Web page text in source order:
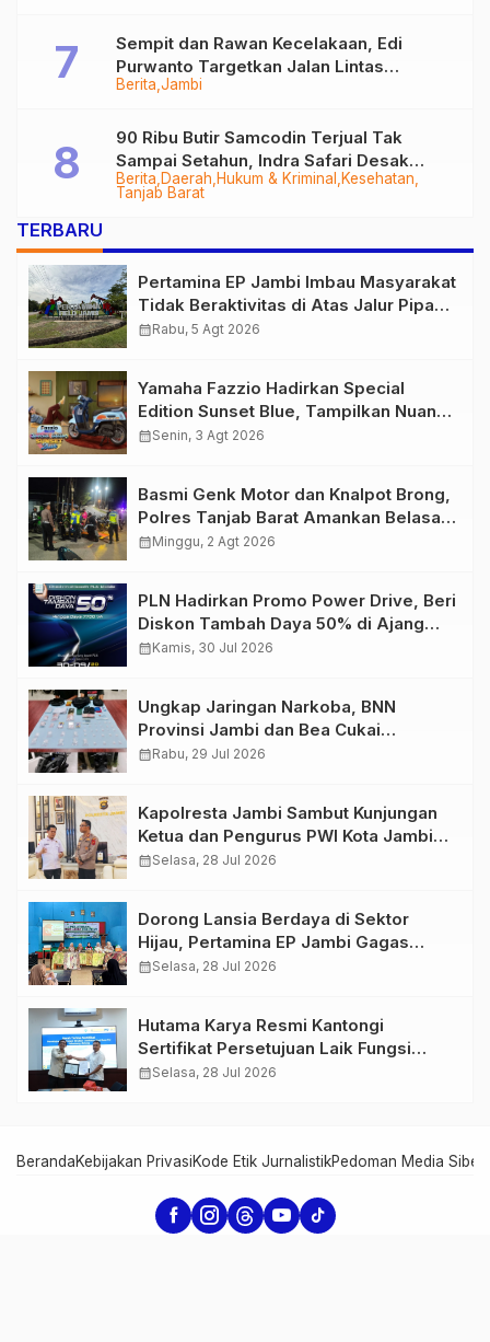
Berita Jambi
Sempit dan Rawan Kecelakaan, Edi
Purwanto Targetkan Jalan Lintas
Tungkal-Jambi Mulus di 2028
Berita Daerah Hukum & Kriminal
Kesehatan
Tanjab Barat
90 Ribu Butir Samcodin Terjual Tak
Sampai Setahun, Indra Safari Desak
Audit Menyeluruh
TERBARU
Pertamina EP Jambi Imbau Masyarakat
Tidak Beraktivitas di Atas Jalur Pipa
Migas Demi Keselamatan Bersama
calendar_monthRabu, 5 Agt 2026
Yamaha Fazzio Hadirkan Special
Edition Sunset Blue, Tampilkan Nuansa
Retro Summer yang Semakin Skena
calendar_monthSenin, 3 Agt 2026
Basmi Genk Motor dan Knalpot Brong,
Polres Tanjab Barat Amankan Belasan
Kendaraan
calendar_monthMinggu, 2 Agt 2026
PLN Hadirkan Promo Power Drive, Beri
Diskon Tambah Daya 50% di Ajang
GIIAS 2026
calendar_monthKamis, 30 Jul 2026
Ungkap Jaringan Narkoba, BNN
Provinsi Jambi dan Bea Cukai
Amankan Sembilan Pelaku beserta
calendar_monthRabu, 29 Jul 2026
Kapolresta Jambi Sambut Kunjungan
Ketua dan Pengurus PWI Kota Jambi
Perkuat Sinergi dan Kolaborasi
calendar_monthSelasa, 28 Jul 2026
Dorong Lansia Berdaya di Sektor
Hijau, Pertamina EP Jambi Gagas
Lansiapreneur Batik Eco-Print
calendar_monthSelasa, 28 Jul 2026
Hutama Karya Resmi Kantongi
Sertifikat Persetujuan Laik Fungsi
Struktur Jembatan Musi V Tol
calendar_monthSelasa, 28 Jul 2026
BerandaKebijakan PrivasiKode Etik JurnalistikPedoman Media Siber